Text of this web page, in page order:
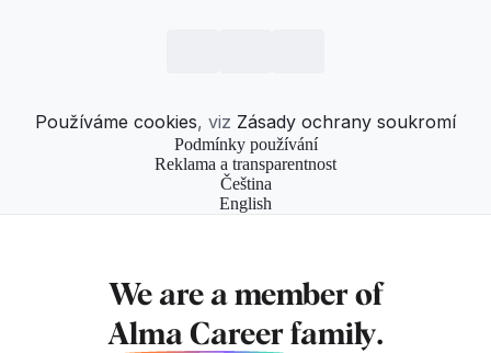
Používáme cookies, viz Zásady ochrany soukromí
Podmínky používání
Reklama a transparentnost
Čeština
English
We are a member of
Alma Career family.